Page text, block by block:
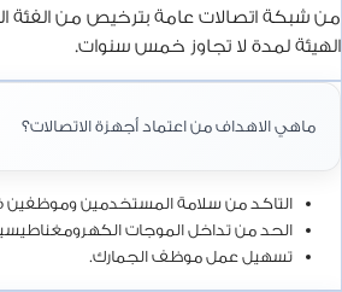
من شبكة اتصالات عامة بترخيص من الفئة
الهيئة لمدة لا تجاوز خمس سنوات.
ماهي الاهداف من اعتماد أجهزة الاتصالات؟
التاكد من سلامة المستخدمين
الحد من تداخل الموجات
تسهيل عمل موظف الجمارك.